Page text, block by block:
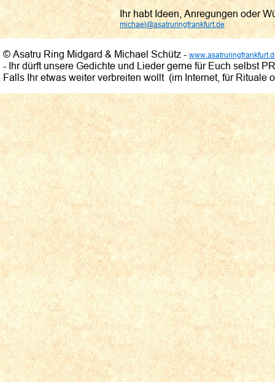
Ihr habt Ideen, Anregungen oder
michael@asatruringfrankfurt.de
© Asatru Ring Midgard & Michael Schütz -
- Ihr dürft unsere Gedichte und Lieder gerne für Euch selbst
Falls Ihr etwas weiter verbreiten wollt (im Internet, für Rituale